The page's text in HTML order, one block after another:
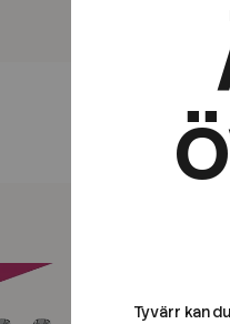
Tyvärr kan